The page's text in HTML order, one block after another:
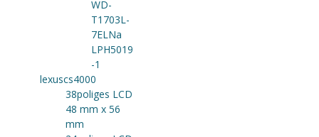
WD-
T1703L-
7ELNa
LPH5019
-1
lexuscs4000
38poliges LCD
48 mm x 56
mm